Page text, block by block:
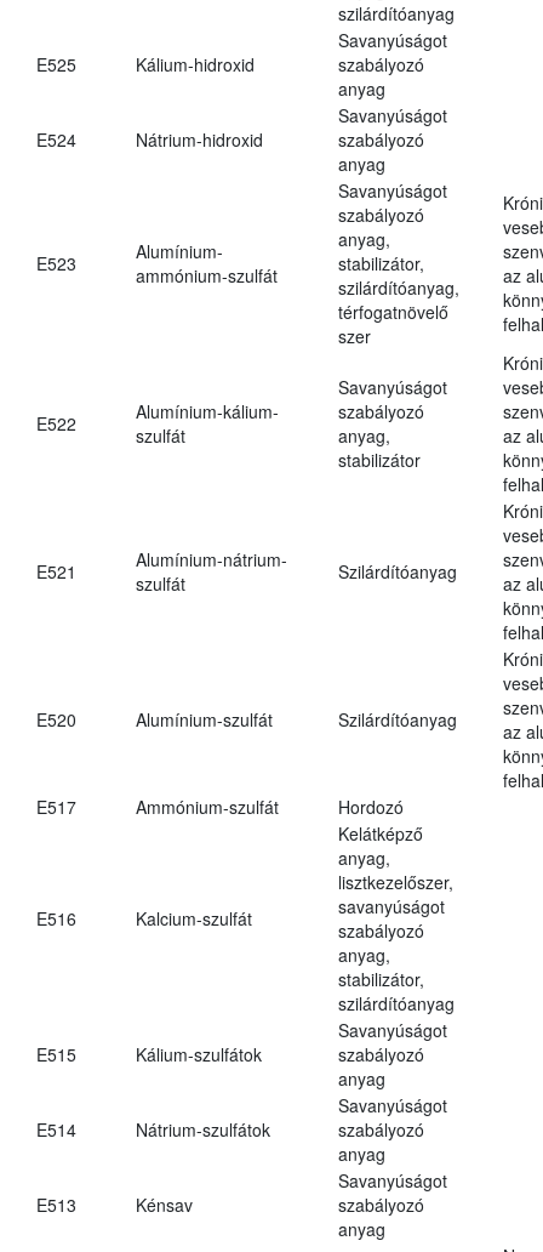
szilárdítóanyag
E525 Kálium-hidroxid
Savanyúságot
szabályozó
anyag
E524 Nátrium-hidroxid
Savanyúságot
szabályozó
anyag
E523
Alumínium-
ammónium-szulfát
Savanyúságot
szabályozó
anyag,
stabilizátor,
szilárdítóanyag,
térfogatnövelő
szer
az
E522
Alumínium-kálium-
szulfát
Savanyúságot
szabályozó
anyag,
stabilizátor
az
E521
Alumínium-nátrium-
szulfát
Szilárdítóanyag
az
E520 Alumínium-szulfát Szilárdítóanyag
az
E517
Ammónium-szulfát Hordozó
E516 Kalcium-szulfát
Kelátképző
anyag,
lisztkezelőszer,
savanyúságot
szabályozó
anyag,
stabilizátor,
szilárdítóanyag
E515 Kálium-szulfátok
Savanyúságot
szabályozó
anyag
E514 Nátrium-szulfátok
Savanyúságot
szabályozó
anyag
E513 Kénsav
Savanyúságot
szabályozó
anyag